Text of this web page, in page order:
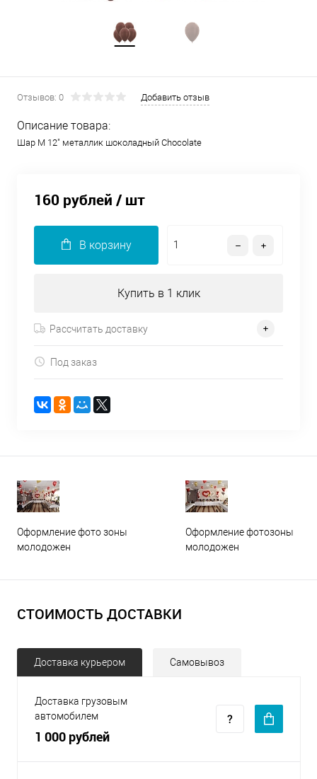
Отзывов: 0 Добавить отзыв
Описание товара:
Шар М 12" металлик шоколадный Chocolate
160 рублей / шт
В корзину
Купить в 1 клик
Рассчитать доставку
Под заказ
Оформление фото зоны
молодожен
Оформление фотозоны
молодожен
СТОИМОСТЬ ДОСТАВКИ
Доставка курьером Самовывоз
Доставка грузовым
автомобилем
1 000 рублей